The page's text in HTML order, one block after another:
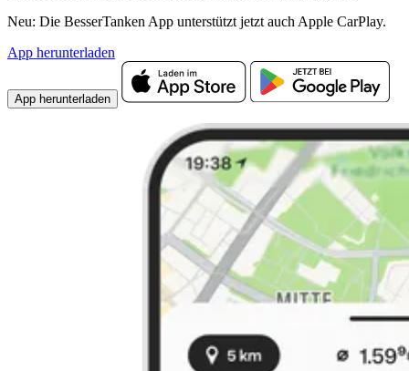
Neu: Die BesserTanken App unterstützt jetzt auch Apple CarPlay.
App herunterladen
App herunterladen